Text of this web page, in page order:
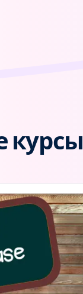
курсы